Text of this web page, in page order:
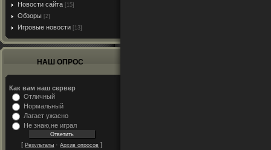
Новости сайта [15]
Обзоры [2]
Игровые новости [13]
НАШ ОПРОС
Как вам наш сервер
Отличный
Нормальный
Лагает ужасно
Не знаю,не играл
[Результаты ·Архив опросов ]